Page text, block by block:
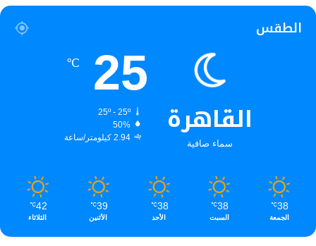
الطقس
القاهرة
سماء صافية
25
℃
25º - 25º
50%
2.94 كيلومتر/ساعة
38
℃
الجمعة
38
℃
السبت
38
℃
الأحد
39
℃
الأثنين
42
℃
الثلاثاء